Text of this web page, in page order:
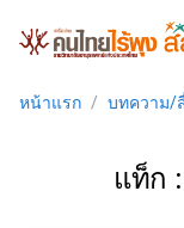
หน้าแรก / บทความ/
แท็ก